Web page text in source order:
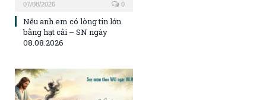
07/08/2026 0
Nếu anh em có lòng tin lớn
bằng hạt cải – SN ngày
08.08.2026